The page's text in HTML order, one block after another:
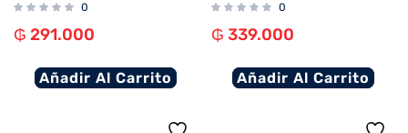
0
₲ 291.000
Añadir Al Carrito
0
₲ 339.000
Añadir Al Carrito